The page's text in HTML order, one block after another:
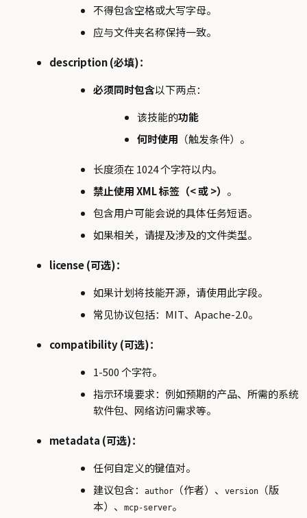
不得包含空格或大写字母。
应与文件夹名称保持一致。
description (必填)：
必须同时包含以下两点：
该技能的功能
何时使用 （触发条件）。
长度须在 1024 个字符以内。
禁止使用 XML 标签（< 或 >） 。
包含用户可能会说的具体任务短语。
如果相关，请提及涉及的文件类型。
license (可选)：
如果计划将技能开源，请使用此字段。
常见协议包括：MIT、Apache-2.0。
compatibility (可选)：
1-500 个字符。
指示环境要求：例如预期的产品、所需的系统
软件包、网络访问需求等。
metadata (可选)：
任何自定义的键值对。
建议包含：
author （作者）、 version
（版
本）、
mcp-server。